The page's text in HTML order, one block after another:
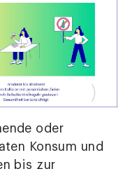
oder
Konsum und
bis zur